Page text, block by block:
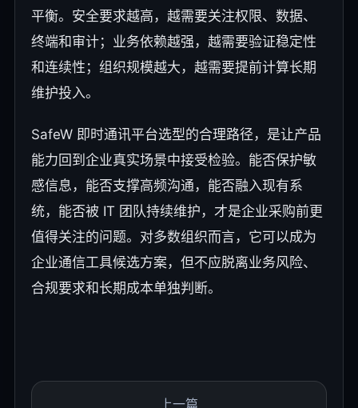
平衡。安全要求越高，越需要关注权限、数据、
终端和审计；业务依赖越强，越需要验证稳定性
和连续性；组织规模越大，越需要提前计算长期
维护投入。
SafeW 即时通讯平台选型的合理路径，是让产品
能力回到企业真实场景中接受检验。能否保护敏
感信息，能否支撑高频沟通，能否融入现有系
统，能否被 IT 团队持续维护，才是企业采购前更
值得关注的问题。对多数组织而言，它可以成为
企业通信工具候选方案，但不应脱离业务风险、
合规要求和长期成本单独判断。
上一篇